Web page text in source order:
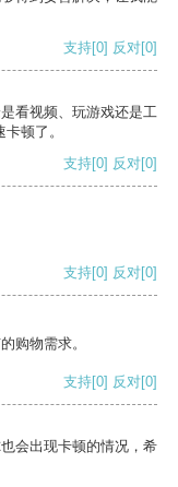
支持[0] 反对[0]
看视频、玩游戏还是工
顿了。
支持[0] 反对[0]
支持[0] 反对[0]
购物需求。
支持[0] 反对[0]
会出现卡顿的情况，希